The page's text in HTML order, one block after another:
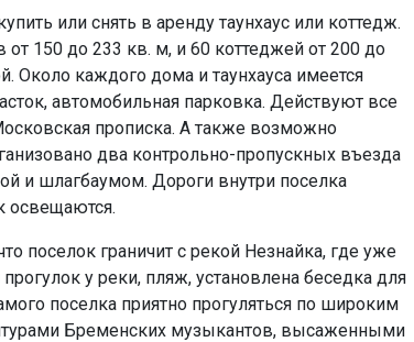
или снять в аренду таунхаус или коттедж.
от 150 до 233 кв. м, и 60 коттеджей от 200 до
Около каждого дома и таунхауса имеется
автомобильная парковка. Действуют все
прописка. А также возможно
два контрольно-пропускных въезда
и шлагбаумом. Дороги внутри поселка
освещаются.
поселок граничит с рекой Незнайка, где уже
у реки, пляж, установлена беседка для
поселка приятно прогуляться по широким
Бременских музыкантов, высаженными